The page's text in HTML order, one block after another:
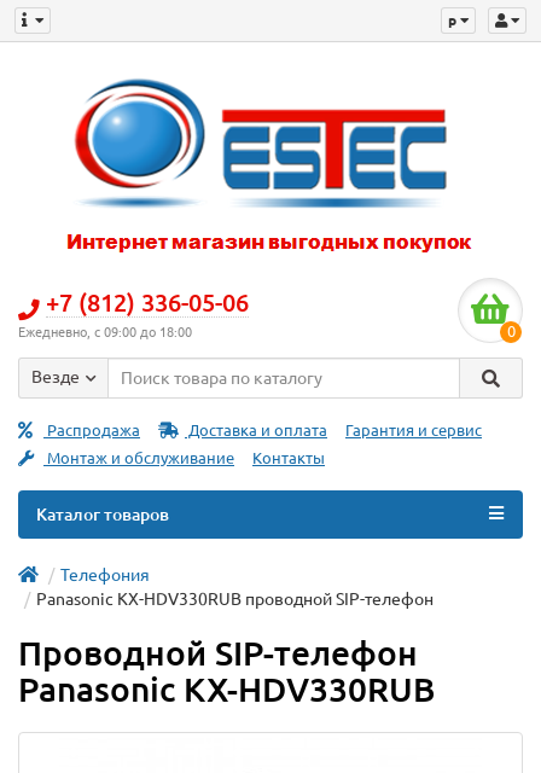
p
+7 (812) 336-05-06
Ежедневно, с 09:00 до 18:00 0
Везде
Распродажа Доставка и оплата
Гарантия и сервис
Монтаж и обслуживание
Контакты
Каталог товаров
Телефония
Panasonic KX-HDV330RUB проводной SIP-телефон
Проводной SIP-телефон
Panasonic KX-HDV330RUB